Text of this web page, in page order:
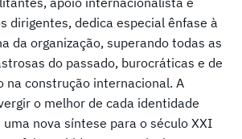
dirigentes, dedica especial ênfase à
da organização, superando todas as
do passado, burocráticas e de
na construção internacional. A
o melhor de cada identidade
nova síntese para o século XXI